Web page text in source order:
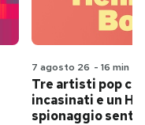
7 agosto 26 - 16 min
Tre artisti pop
incasinati e un
spionaggio